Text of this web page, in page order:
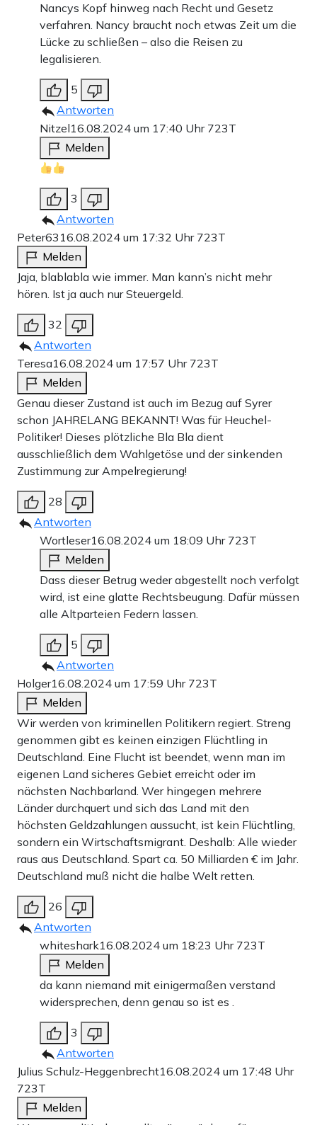
Nancys Kopf hinweg nach Recht und Gesetz
verfahren. Nancy braucht noch etwas Zeit um die
Lücke zu schließen – also die Reisen zu
legalisieren.
5
Antworten
Nitzel16.08.2024 um 17:40 Uhr 723T
Melden
3
Antworten
Peter63 16.08.2024 um 17:32 Uhr 723T
Melden
Jaja, blablabla wie immer. Man kann’s nicht mehr
hören. Ist ja auch nur Steuergeld.
32
Antworten
Teresa16.08.2024 um 17:57 Uhr 723T
Melden
Genau dieser Zustand ist auch im Bezug auf Syrer
schon JAHRELANG BEKANNT! Was für Heuchel-
Politiker! Dieses plötzliche Bla Bla dient
ausschließlich dem Wahlgetöse und der sinkenden
Zustimmung zur Ampelregierung!
28
Antworten
Wortleser16.08.2024 um 18:09 Uhr 723T
Melden
Dass dieser Betrug weder abgestellt noch verfolgt
wird, ist eine glatte Rechtsbeugung. Dafür müssen
alle Altparteien Federn lassen.
5
Antworten
Holger16.08.2024 um 17:59 Uhr 723T
Melden
Wir werden von kriminellen Politikern regiert. Streng
genommen gibt es keinen einzigen Flüchtling in
Deutschland. Eine Flucht ist beendet, wenn man im
eigenen Land sicheres Gebiet erreicht oder im
nächsten Nachbarland. Wer hingegen mehrere
Länder durchquert und sich das Land mit den
höchsten Geldzahlungen aussucht, ist kein Flüchtling,
sondern ein Wirtschaftsmigrant. Deshalb: Alle wieder
raus aus Deutschland. Spart ca. 50 Milliarden € im Jahr.
Deutschland muß nicht die halbe Welt retten.
26
Antworten
whiteshark16.08.2024 um 18:23 Uhr 723T
Melden
da kann niemand mit einigermaßen verstand
widersprechen, denn genau so ist es .
3
Antworten
Julius Schulz-Heggenbrecht16.08.2024 um 17:48 Uhr
723T
Melden